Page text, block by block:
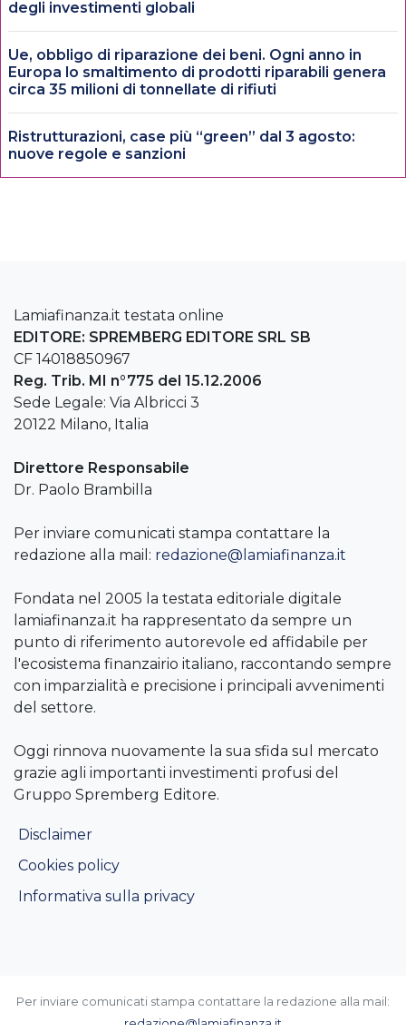
degli investimenti globali
Ue, obbligo di riparazione dei beni. Ogni anno in
Europa lo smaltimento di prodotti riparabili genera
circa 35 milioni di tonnellate di rifiuti
Ristrutturazioni, case più “green” dal 3 agosto:
nuove regole e sanzioni
Lamiafinanza.it testata online
EDITORE: SPREMBERG EDITORE SRL SB
CF 14018850967
Reg. Trib. MI n°775 del 15.12.2006
Sede Legale: Via Albricci 3
20122 Milano, Italia
Direttore Responsabile
Dr. Paolo Brambilla
Per inviare comunicati stampa contattare la
redazione alla mail: redazione@lamiafinanza.it
Fondata nel 2005 la testata editoriale digitale
lamiafinanza.it ha rappresentato da sempre un
punto di riferimento autorevole ed affidabile per
l'ecosistema finanzairio italiano, raccontando sempre
con imparzialità e precisione i principali avvenimenti
del settore.
Oggi rinnova nuovamente la sua sfida sul mercato
grazie agli importanti investimenti profusi del
Gruppo Spremberg Editore.
Disclaimer
Cookies policy
Informativa sulla privacy
Per inviare comunicati stampa contattare la redazione alla mail:
redazione@lamiafinanza.it